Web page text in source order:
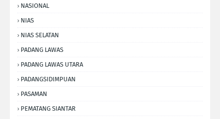
NASIONAL
NIAS
NIAS SELATAN
PADANG LAWAS
PADANG LAWAS UTARA
PADANGSIDIMPUAN
PASAMAN
PEMATANG SIANTAR